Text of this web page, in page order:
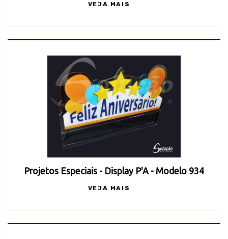
VEJA MAIS
Projetos Especiais - Display P'A - Modelo 934
VEJA MAIS